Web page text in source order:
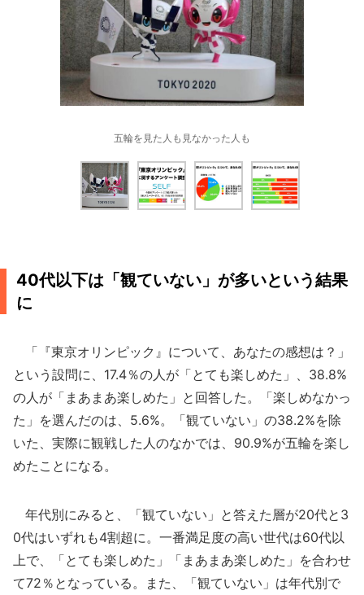
五輪を見た人も見なかった人も
40代以下は「観ていない」が多いという結果
に
「『東京オリンピック』について、あなたの感想は？」
という設問に、17.4％の人が「とても楽しめた」、38.8%
の人が「まあまあ楽しめた」と回答した。「楽しめなかっ
た」を選んだのは、5.6%。「観ていない」の38.2%を除
いた、実際に観戦した人のなかでは、90.9%が五輪を楽し
めたことになる。
年代別にみると、「観ていない」と答えた層が20代と3
0代はいずれも4割超に。一番満足度の高い世代は60代以
上で、「とても楽しめた」「まあまあ楽しめた」を合わせ
て72％となっている。また、「観ていない」は年代別で